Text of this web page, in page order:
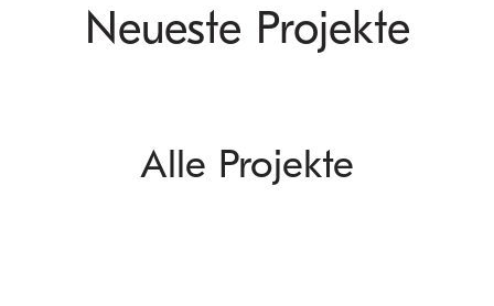
Neueste Projekte
Alle Projekte